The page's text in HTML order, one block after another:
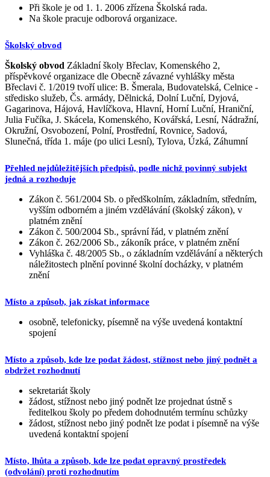
Při škole je od 1. 1. 2006 zřízena Školská rada.
Na škole pracuje odborová organizace.
Školský obvod
Školský obvod Základní školy Břeclav, Komenského 2,
příspěvkové organizace dle Obecně závazné vyhlášky města
Břeclavi č. 1/2019 tvoří ulice: B. Šmerala, Budovatelská, Celnice -
středisko služeb, Čs. armády, Dělnická, Dolní Luční, Dyjová,
Gagarinova, Hájová, Havlíčkova, Hlavní, Horní Luční, Hraniční,
Julia Fučíka, J. Skácela, Komenského, Kovářská, Lesní, Nádražní,
Okružní, Osvobození, Polní, Prostřední, Rovnice, Sadová,
Slunečná, třída 1. máje (po ulici Lesní), Tylova, Úzká, Záhumní
Přehled nejdůležitějších předpisů, podle nichž povinný subjekt
jedná a rozhoduje
Zákon č. 561/2004 Sb. o předškolním, základním, středním,
vyšším odborném a jiném vzdělávání (školský zákon), v
platném znění
Zákon č. 500/2004 Sb., správní řád, v platném znění
Zákon č. 262/2006 Sb., zákoník práce, v platném znění
Vyhláška č. 48/2005 Sb., o základním vzdělávání a některých
náležitostech plnění povinné školní docházky, v platném
znění
Místo a způsob, jak získat informace
osobně, telefonicky, písemně na výše uvedená kontaktní
spojení
Místo a způsob, kde lze podat žádost, stížnost nebo jiný podnět a
obdržet rozhodnutí
sekretariát školy
žádost, stížnost nebo jiný podnět lze projednat ústně s
ředitelkou školy po předem dohodnutém termínu schůzky
žádost, stížnost nebo jiný podnět lze podat i písemně na výše
uvedená kontaktní spojení
Místo, lhůta a způsob, kde lze podat opravný prostředek
(odvolání) proti rozhodnutím